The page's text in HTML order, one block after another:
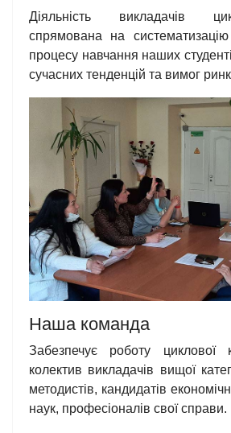
Діяльність викладачів
спрямована на
процесу навчання наших
сучасних тенденцій та вимог
Наша команда
Забезпечує роботу циклової
колектив викладачів вищої
методистів, кандидатів
наук, професіоналів свої справи.